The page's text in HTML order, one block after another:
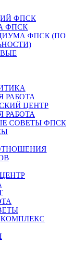
ФПСК
ФПСК
ФПСК (ПО
РАБОТА
ЦЕНТР
РАБОТА
СОВЕТЫ ФПСК